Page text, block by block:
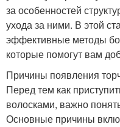
за особенностей
ухода за ними. В этой
эффективные методы
которые помогут вам
Причины появления
Перед тем как
волосками, важно
Основные причины